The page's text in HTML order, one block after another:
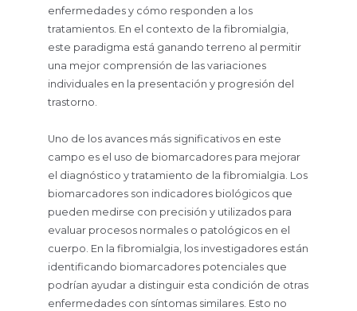
enfermedades y cómo responden a los
tratamientos. En el contexto de la fibromialgia,
este paradigma está ganando terreno al permitir
una mejor comprensión de las variaciones
individuales en la presentación y progresión del
trastorno.
Uno de los avances más significativos en este
campo es el uso de biomarcadores para mejorar
el diagnóstico y tratamiento de la fibromialgia. Los
biomarcadores son indicadores biológicos que
pueden medirse con precisión y utilizados para
evaluar procesos normales o patológicos en el
cuerpo. En la fibromialgia, los investigadores están
identificando biomarcadores potenciales que
podrían ayudar a distinguir esta condición de otras
enfermedades con síntomas similares. Esto no